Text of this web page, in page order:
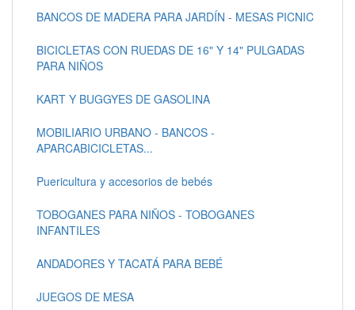
BANCOS DE MADERA PARA JARDÍN - MESAS PICNIC
BICICLETAS CON RUEDAS DE 16" Y 14" PULGADAS
PARA NIÑOS
KART Y BUGGYES DE GASOLINA
MOBILIARIO URBANO - BANCOS -
APARCABICICLETAS...
Puericultura y accesorios de bebés
TOBOGANES PARA NIÑOS - TOBOGANES
INFANTILES
ANDADORES Y TACATÁ PARA BEBÉ
JUEGOS DE MESA